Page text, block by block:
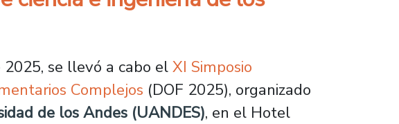
se llevó a cabo elXI Simposio
Complejos (DOF 2025), organizado
de los Andes (UANDES), en el Hotel